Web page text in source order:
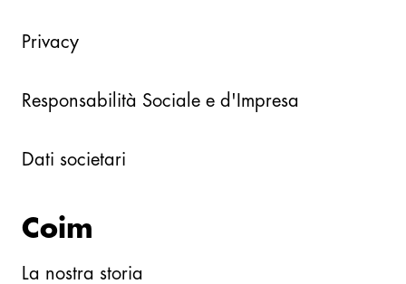
Privacy
Responsabilità Sociale e d'Impresa
Dati societari
Coim
La nostra storia